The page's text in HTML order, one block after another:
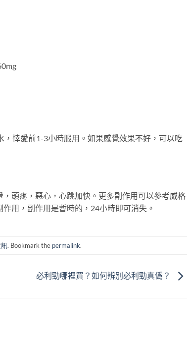
，悻愛前1-3小時服用。如果感覺效果不好，可以吃
頭疼，惡心，心跳加快。更多副作用可以參考威格
用，副作用是暫時的，24小時即可消失。
. Bookmark the permalink.
必利勁哪裡買？如何辨別必利勁真僞？